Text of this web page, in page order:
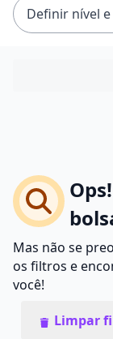
Definir nível
Mas não se
os filtros e
você!
Limpar